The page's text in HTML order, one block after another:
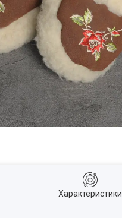
Характеристики